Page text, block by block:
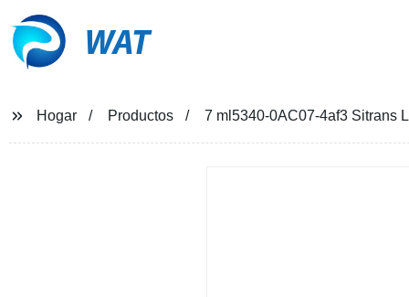
WAT
Hogar Productos 7 ml5340-0AC07-4af3 Sitrans